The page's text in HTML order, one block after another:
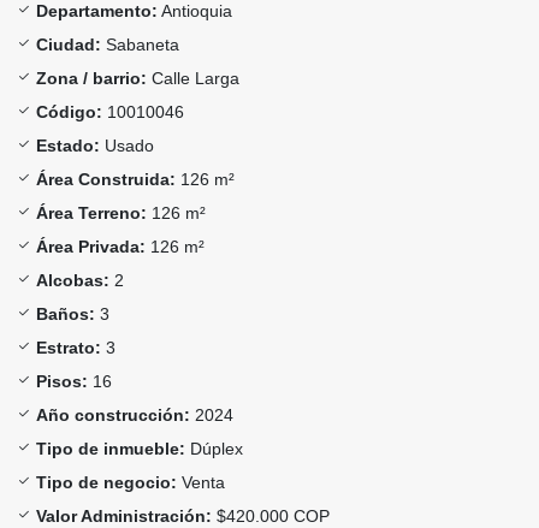
Departamento: Antioquia
Ciudad: Sabaneta
Zona / barrio: Calle Larga
Código: 10010046
Estado: Usado
Área Construida: 126 m²
Área Terreno: 126 m²
Área Privada: 126 m²
Alcobas: 2
Baños: 3
Estrato: 3
Pisos: 16
Año construcción: 2024
Tipo de inmueble: Dúplex
Tipo de negocio: Venta
Valor Administración: $420.000 COP